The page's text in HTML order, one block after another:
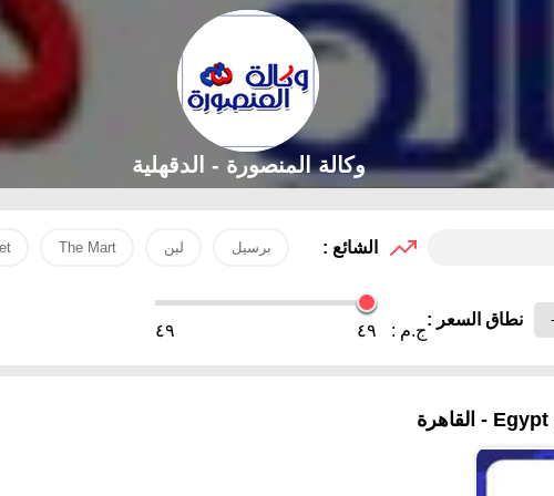
وكالة المنصورة - الدقهلية‎
الشائع : برسيل لبن The Mart
نطاق السعر :
ج.م : ٤٩ ٤٩